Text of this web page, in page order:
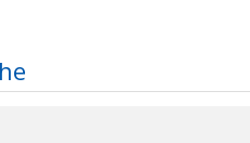
en gestion de la
sur la nature dans le cadre
aménagement de l’Université